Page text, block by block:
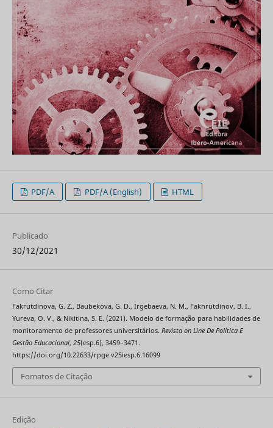
PDF/A PDF/A (English) HTML
Publicado
30/12/2021
Como Citar
Fakrutdinova, G. Z., Baubekova, G. D., Irgebaeva, N. M., Fakhrutdinov, B. I.,
Yureva, O. V., & Nikitina, S. E. (2021). Modelo de formação para habilidades de
monitoramento de professores universitários. Revista on Line De Política E
Gestão Educacional, 25(esp.6), 3459–3471.
https://doi.org/10.22633/rpge.v25iesp.6.16099
Fomatos de Citação
Edição